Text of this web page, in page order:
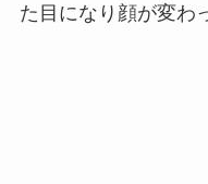
た目になり顔が変わ